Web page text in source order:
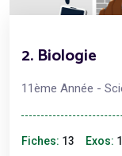
2. Biologie
11ème Année -
Fiches: 13 Exos: